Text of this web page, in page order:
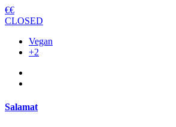
€€
CLOSED
Vegan
+2
Salamat